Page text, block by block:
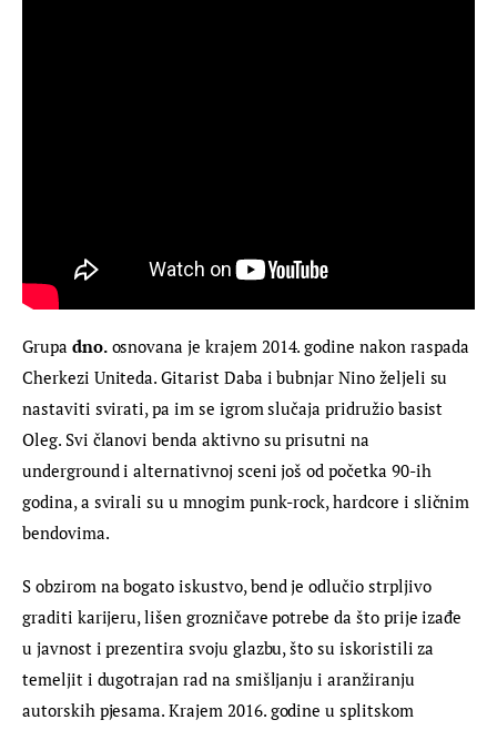
Grupa dno. osnovana je krajem 2014. godine nakon raspada
Cherkezi Uniteda. Gitarist Daba i bubnjar Nino željeli su
nastaviti svirati, pa im se igrom slučaja pridružio basist
Oleg. Svi članovi benda aktivno su prisutni na
underground i alternativnoj sceni još od početka 90-ih
godina, a svirali su u mnogim punk-rock, hardcore i sličnim
bendovima.
S obzirom na bogato iskustvo, bend je odlučio strpljivo
graditi karijeru, lišen grozničave potrebe da što prije izađe
u javnost i prezentira svoju glazbu, što su iskoristili za
temeljit i dugotrajan rad na smišljanju i aranžiranju
autorskih pjesama. Krajem 2016. godine u splitskom